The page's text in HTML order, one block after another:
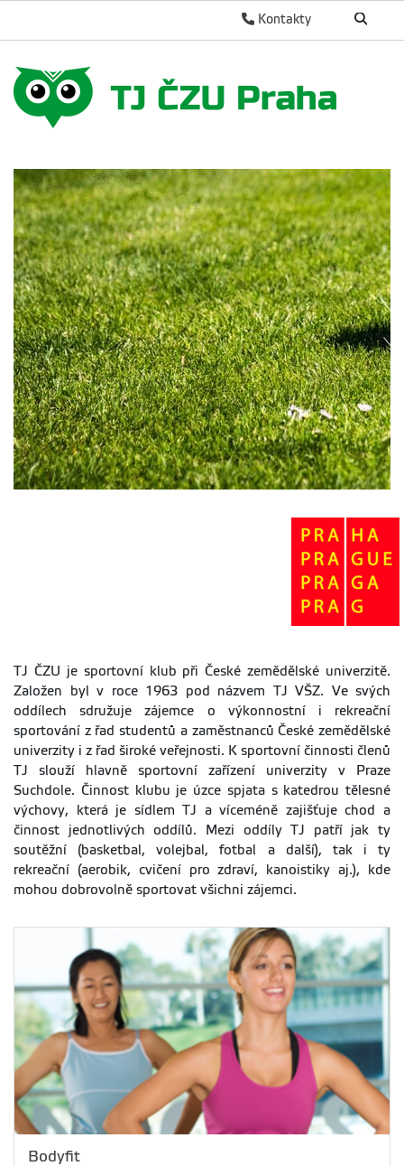
Kontakty
TJ ČZU je sportovní klub při České zemědělské univerzitě.
Založen byl v roce 1963 pod názvem TJ VŠZ. Ve svých
oddílech sdružuje zájemce o výkonnostní i rekreační
sportování z řad studentů a zaměstnanců České zemědělské
univerzity i z řad široké veřejnosti. K sportovní činnosti členů
TJ slouží hlavně sportovní zařízení univerzity v Praze
Suchdole. Činnost klubu je úzce spjata s katedrou tělesné
výchovy, která je sídlem TJ a víceméně zajišťuje chod a
činnost jednotlivých oddílů. Mezi oddíly TJ patří jak ty
soutěžní (basketbal, volejbal, fotbal a další), tak i ty
rekreační (aerobik, cvičení pro zdraví, kanoistiky aj.), kde
mohou dobrovolně sportovat všichni zájemci.
Bodyfit